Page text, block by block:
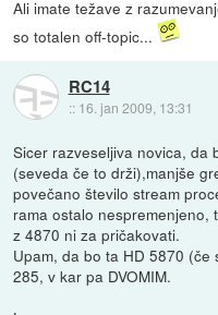
Ali imate težave z
so totalen off-topic...
RC14
:: 16. jan 2009, 13:31
Sicer razveseljiva novica, da
(seveda če to drži),manjše
povečano število stream
rama ostalo
z 4870 ni za pričakovati.
Upam, da bo ta HD 5870
285, v kar pa DVOMIM.